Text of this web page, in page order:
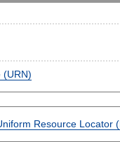
(URN)
Resource Locator